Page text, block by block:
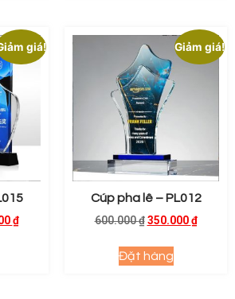
giá!
₫
Giảm giá!
Cúp pha lê – PL012
600.000₫ 350.000₫
Đặt hàng